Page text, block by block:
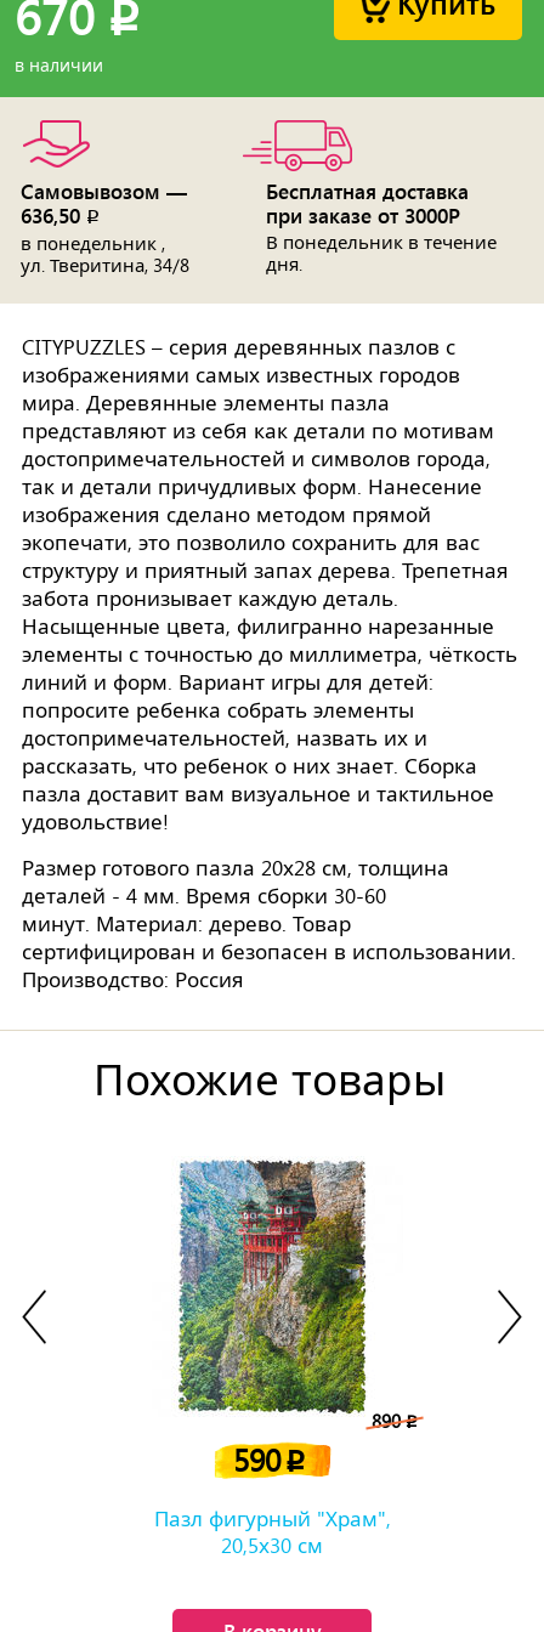
670 p
в наличии
Самовывозом —
636,50 p
в понедельник ,
ул. Тверитина, 34/8
Бесплатная доставка
при заказе от 3000Р
В понедельник в течение
дня.
CITYPUZZLES – серия деревянных пазлов с
изображениями самых известных городов
мира. Деревянные элементы пазла
представляют из себя как детали по мотивам
достопримечательностей и символов города,
так и детали причудливых форм. Нанесение
изображения сделано методом прямой
экопечати, это позволило сохранить для вас
структуру и приятный запах дерева. Трепетная
забота пронизывает каждую деталь.
Насыщенные цвета, филигранно нарезанные
элементы с точностью до миллиметра, чёткость
линий и форм. Вариант игры для детей:
попросите ребенка собрать элементы
достопримечательностей, назвать их и
рассказать, что ребенок о них знает. Сборка
пазла доставит вам визуальное и тактильное
удовольствие!
Размер готового пазла 20х28 см, толщина
деталей - 4 мм. Время сборки 30-60
минут. Материал: дерево. Товар
сертифицирован и безопасен в использовании.
Производство: Россия
Похожие товары
890p
590p
Пазл фигурный "Храм",
20,5х30 см